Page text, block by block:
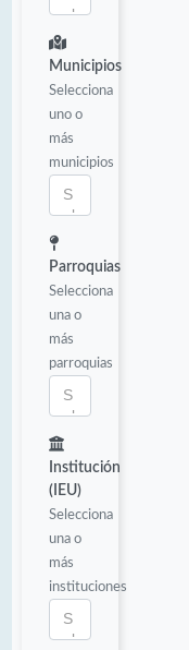
Municipios
Selecciona
uno o
más
municipios
Parroquias
Selecciona
una o
más
parroquias
Institución
(IEU)
Selecciona
una o
más
instituciones